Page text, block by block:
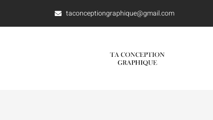
taconceptiongraphique@gmail.com